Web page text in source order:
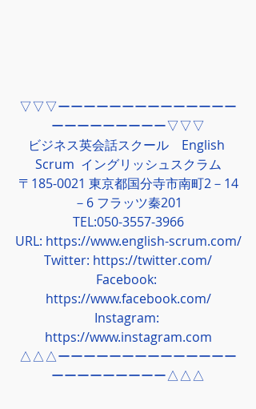
▽▽▽ーーーーーーーーーーーーーー
ーーーーーーーーー▽▽▽
ビジネス英会話スクール　English
Scrum  イングリッシュスクラム
〒185-0021 東京都国分寺市南町2－14
－6 フラッツ秦201
TEL:050-3557-3966
URL: https://www.english-scrum.com/
Twitter: https://twitter.com/
Facebook:
https://www.facebook.com/
Instagram:
https://www.instagram.com
△△△ーーーーーーーーーーーーーー
ーーーーーーーーー△△△